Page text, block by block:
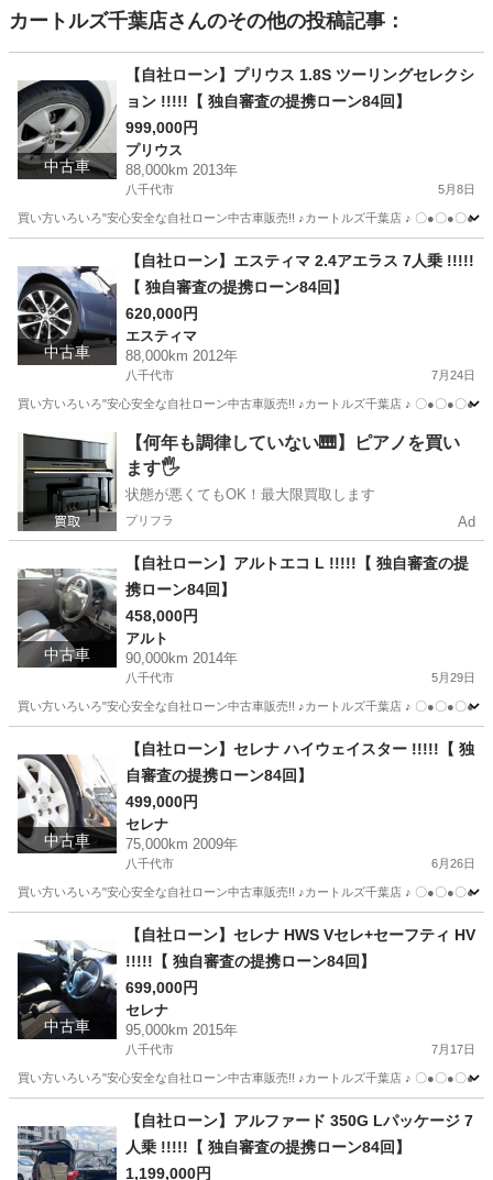
カートルズ千葉店さんのその他の投稿記事：
中古車
【自社ローン】プリウス 1.8S ツーリングセレクシ
ョン !!!!!【 独自審査の提携ローン84回】
999,000円
プリウス
88,000km 2013年
八千代市 5月8日
買い方いろいろ"安心安全な自社ローン中古車販売!! ♪カートルズ千葉店 ♪ 〇●〇●〇
プリウス
中古車
【自社ローン】エスティマ 2.4アエラス 7人乗 !!!!!
【 独自審査の提携ローン84回】
620,000円
エスティマ
88,000km 2012年
八千代市 7月24日
買い方いろいろ"安心安全な自社ローン中古車販売!! ♪カートルズ千葉店 ♪ 〇●〇●〇
千葉 八千代市 エスティマ カートルズ
【何年も調律していない🎹】ピアノを買い
ます🖐️
状態が悪くてもOK！最大限買取します
プリフラ Ad
中古車
【自社ローン】アルトエコ L !!!!!【 独自審査の提
携ローン84回】
458,000円
アルト
90,000km 2014年
八千代市 5月29日
買い方いろいろ"安心安全な自社ローン中古車販売!! ♪カートルズ千葉店 ♪ 〇●〇●〇
アルト カートルズ
中古車
【自社ローン】セレナ ハイウェイスター !!!!!【 独
自審査の提携ローン84回】
499,000円
セレナ
75,000km 2009年
八千代市 6月26日
買い方いろいろ"安心安全な自社ローン中古車販売!! ♪カートルズ千葉店 ♪ 〇●〇●〇
セレナ カートルズ
中古車
【自社ローン】セレナ HWS Vセレ+セーフティ HV
!!!!!【 独自審査の提携ローン84回】
699,000円
セレナ
95,000km 2015年
八千代市 7月17日
買い方いろいろ"安心安全な自社ローン中古車販売!! ♪カートルズ千葉店 ♪ 〇●〇●〇
セレナ カートルズ
【自社ローン】アルファード 350G Lパッケージ 7
人乗 !!!!!【 独自審査の提携ローン84回】
1,199,000円